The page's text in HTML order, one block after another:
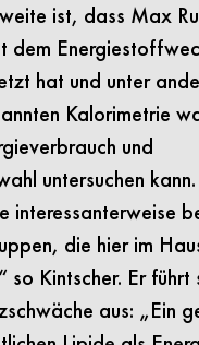
ist, dass Max
dem
hat und unter
Kalorimetrie
und
untersuchen
interessanterweise
die hier im
so Kintscher. Er führt
aus: „Ein